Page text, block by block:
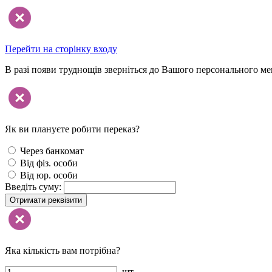
Перейти на сторінку входу
В разі появи труднощів зверніться до Вашого персонального
Як ви плануєте робити переказ?
Через банкомат
Від фіз. особи
Від юр. особи
Введіть суму:
Отримати реквізити
Яка кількість вам потрібна?